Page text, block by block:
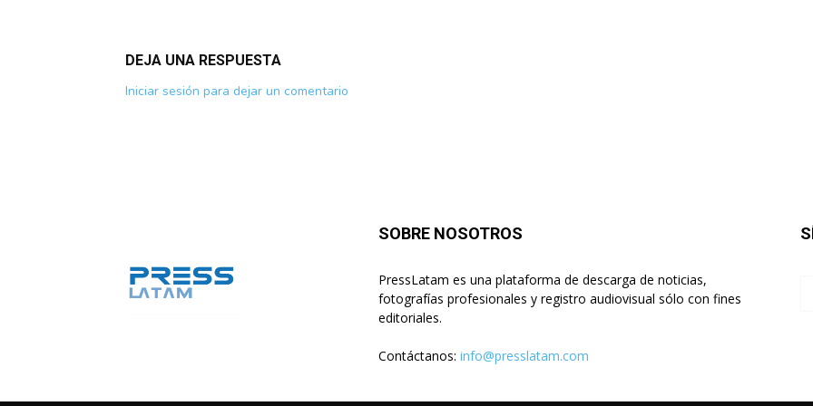
DEJA UNA RESPUESTA
Iniciar sesión para dejar un comentario
SOBRE NOSOTROS
PressLatam es una plataforma de descarga de noticias,
fotografías profesionales y registro audiovisual sólo con fines
editoriales.
Contáctanos: info@presslatam.com